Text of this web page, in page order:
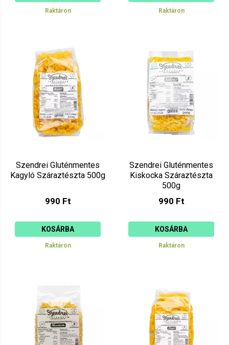
Raktáron Raktáron
Szendrei Gluténmentes
Kagyló Száraztészta 500g
990 Ft
KOSÁRBA
Raktáron
Szendrei Gluténmentes
Kiskocka Száraztészta
500g
990 Ft
KOSÁRBA
Raktáron